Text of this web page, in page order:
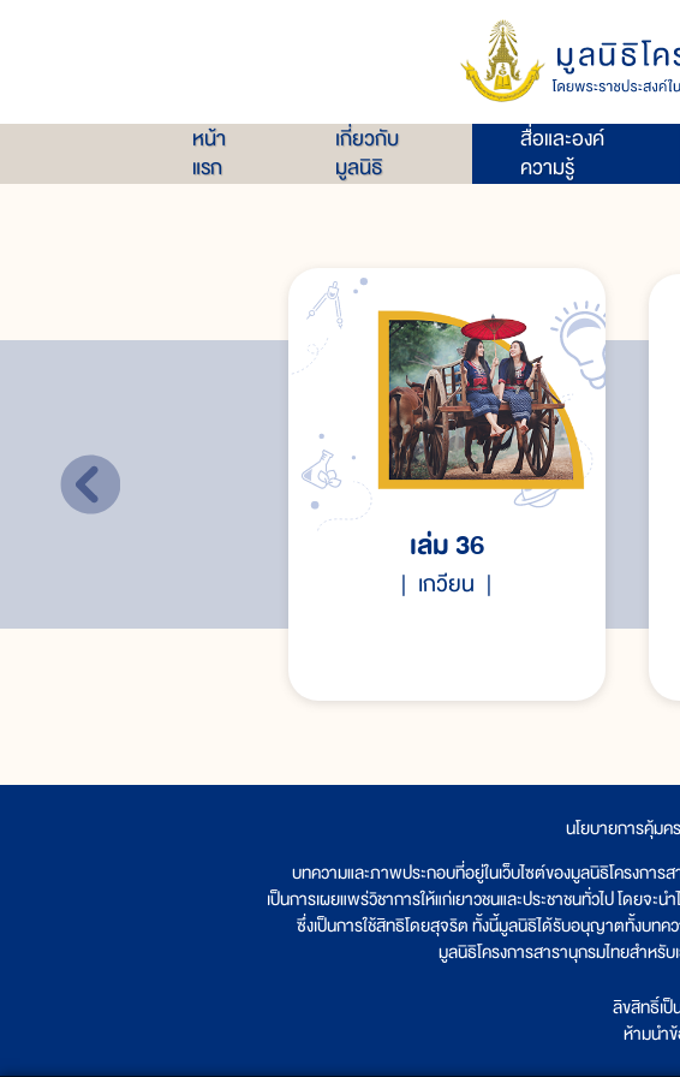
หน้า
แรก
เกี่ยวกับ
มูลนิธิ
สื่อและองค์
ความรู้
เล่ม 36
เกวียน
ยุคพัฒนา : จุดเปลี่ยนของเกวียน
นโยบายการคุ้ม
บทความและภาพประกอบที่อยู่ในเว็บไซต์ของมูลนิธิโครงกา
เป็นการเผยแพร่วิชาการให้แก่เยาวชนและประชาชนทั่วไป โดยจ
ซึ่งเป็นการใช้สิทธิโดยสุจริต ทั้งนี้มูลนิธิได้รับอนุญาตทั้งบทค
มูลนิธิโครงการสารานุกรมไทยสำหรั
ลิขสิทธิ์เป็
ห้ามนำ